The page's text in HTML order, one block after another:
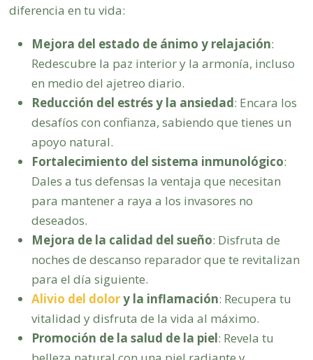
diferencia en tu vida:
Mejora del estado de ánimo y relajación:
Redescubre la paz interior y la armonía, incluso
en medio del ajetreo diario.
Reducción del estrés y la ansiedad: Encara los
desafíos con confianza, sabiendo que tienes un
apoyo natural.
Fortalecimiento del sistema inmunológico:
Dales a tus defensas la ventaja que necesitan
para mantener a raya a los invasores no
deseados.
Mejora de la calidad del sueño: Disfruta de
noches de descanso reparador que te revitalizan
para el día siguiente.
Alivio del dolory la inflamación: Recupera tu
vitalidad y disfruta de la vida al máximo.
Promoción de la salud de la piel: Revela tu